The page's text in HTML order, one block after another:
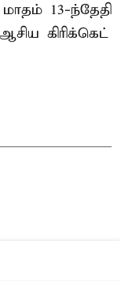
13-ந்தேதி
கிரிக்கெட்